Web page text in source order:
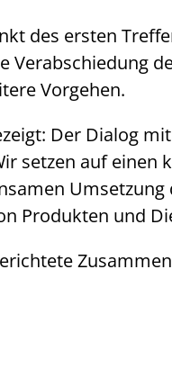
des ersten
Verabschiedung
Vorgehen.
Der Dialog
setzen auf einen
Umsetzung
Produkten und